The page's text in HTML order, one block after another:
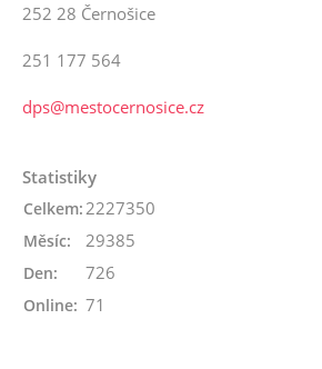
252 28 Černošice
251 177 564
dps@mestocernosice.cz
Statistiky
Online: 71
Celkem: 2227350
Měsíc: 29385
Den: 726